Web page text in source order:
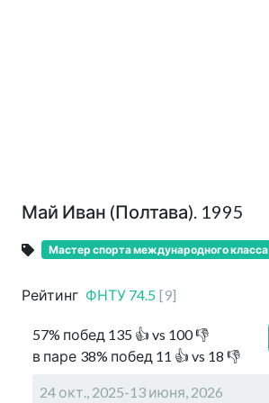
Май Иван (Полтава). 1995
Мастер спорта международного класса
Рейтинг ФНТУ 74.5 [9]
57% побед 135 👍 vs 100👎
в паре 38% побед 11 👍 vs 18 👎
24 окт., 2025-13 июня, 2026